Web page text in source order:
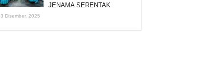
JENAMA SERENTAK
3 Disember, 2025